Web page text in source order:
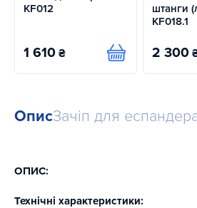
KF012
1 610 ₴ Купити
штанги
KF018.1
2 300
ОписЗачіп для
ОПИС:
Технічні характеристики: